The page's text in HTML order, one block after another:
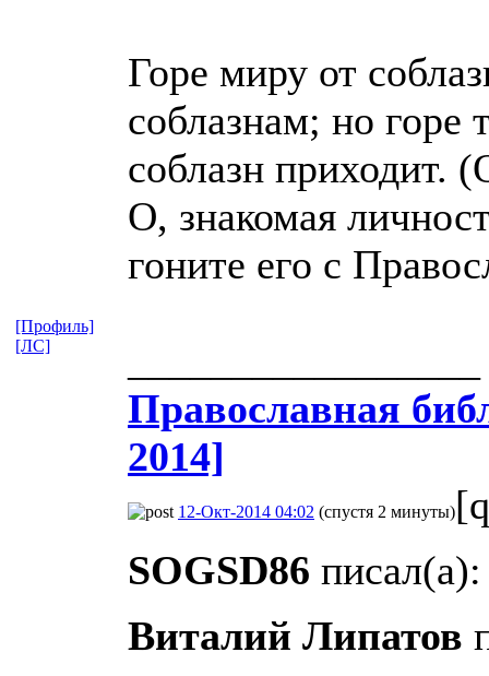
Горе миру от
соблазнам; но горе
соблазн приходит.
О, знакомая
гоните его с
Православная​
2014]
[Профиль]
[ЛС]
12-Окт-2014 04:02 (спустя 2 минуты)
SOGSD86 писал(а):
Виталий Липатов